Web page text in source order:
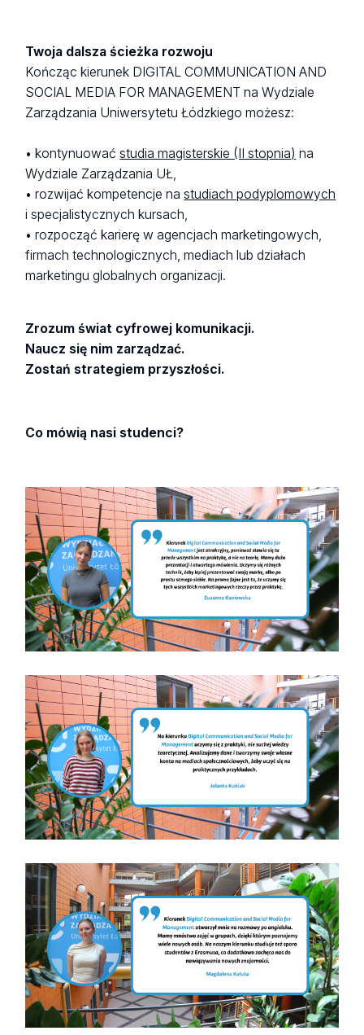
Twoja dalsza ścieżka rozwoju
Kończąc kierunek DIGITAL COMMUNICATION AND
SOCIAL MEDIA FOR MANAGEMENT na Wydziale
Zarządzania Uniwersytetu Łódzkiego możesz:
• kontynuowaćstudia magisterskie (II stopnia) na
Wydziale Zarządzania UŁ,
• rozwijać kompetencje nastudiach podyplomowych
i specjalistycznych kursach,
• rozpocząć karierę w agencjach marketingowych,
firmach technologicznych, mediach lub działach
marketingu globalnych organizacji.
Zrozum świat cyfrowej komunikacji.
Naucz się nim zarządzać.
Zostań strategiem przyszłości.
Co mówią nasi studenci?